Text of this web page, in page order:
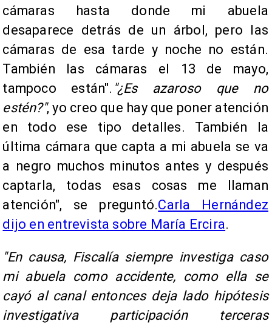
cámaras hasta donde mi abuela
desaparece detrás de un árbol, pero las
cámaras de esa tarde y noche no están.
También las cámaras el 13 de mayo,
tampoco están". "¿Es azaroso que no
estén?", yo creo que hay que poner atención
en todo ese tipo detalles. También la
última cámara que capta a mi abuela se va
a negro muchos minutos antes y después
captarla, todas esas cosas me llaman
atención", se preguntó.Carla Hernández
dijo en entrevista sobre María Ercira.
"En causa, Fiscalía siempre investiga caso
mi abuela como accidente, como ella se
cayó al canal entonces deja lado hipótesis
investigativa participación terceras